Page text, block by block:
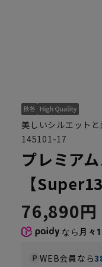
YA4
美しいシルエット
145101-17
プレミア
【
76,890円
なら 月々
WEB会員なら